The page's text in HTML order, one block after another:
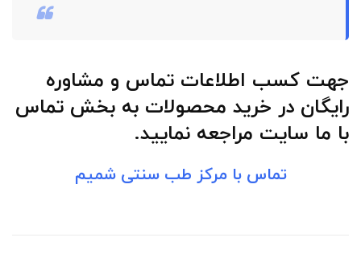
جهت کسب اطلاعات تماس و مشاوره
رایگان در خرید محصولات به بخش تماس
با ما سایت مراجعه نمایید.
تماس با مرکز طب سنتی شمیم